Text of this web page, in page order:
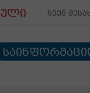
ჩვენ